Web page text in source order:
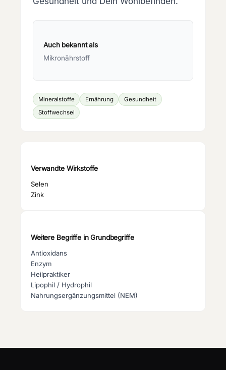
Auch bekannt als
Mikronährstoff
Mineralstoffe Ernährung
Gesundheit
Stoffwechsel
Verwandte Wirkstoffe
Selen
Zink
Weitere Begriffe inGrundbegriffe
Antioxidans
Enzym
Heilpraktiker
Lipophil / Hydrophil
Nahrungsergänzungsmittel (NEM)